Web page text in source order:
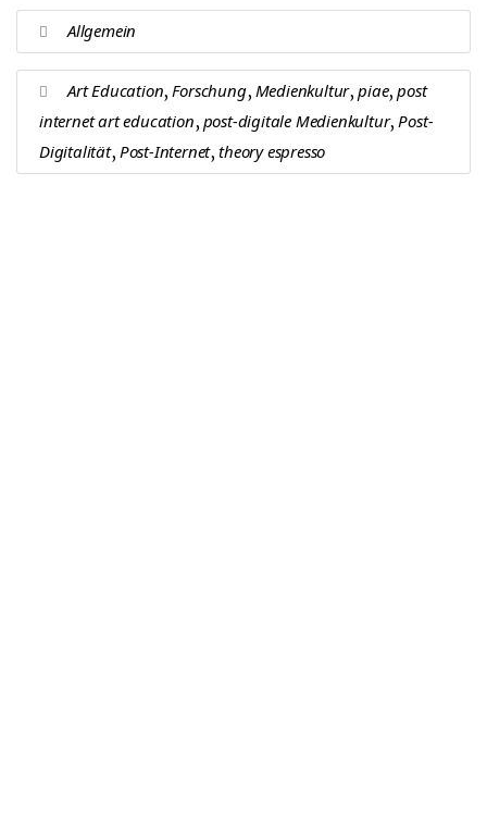
Allgemein
Art Education,Forschung, Medienkultur,piae,post
internet art education, post-digitale Medienkultur,Post-
Digitalität, Post-Internet,theory espresso